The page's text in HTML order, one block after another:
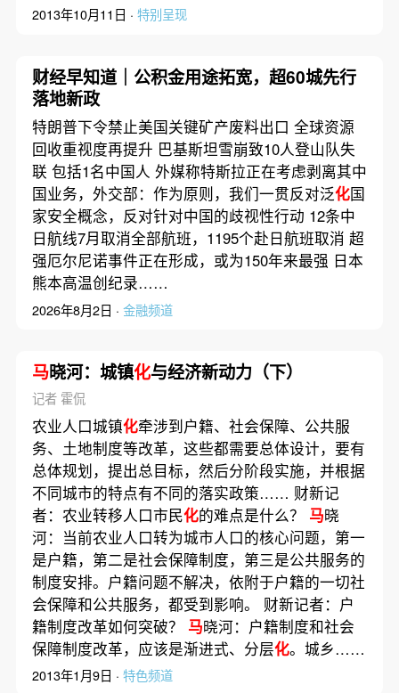
2013年10月11日 · 特别呈现
财经早知道｜公积金用途拓宽，超60城先行
落地新政
特朗普下令禁止美国关键矿产废料出口 全球资源
回收重视度再提升 巴基斯坦雪崩致10人登山队失
联 包括1名中国人 外媒称特斯拉正在考虑剥离其中
国业务，外交部：作为原则，我们一贯反对泛化国
家安全概念，反对针对中国的歧视性行动 12条中
日航线7月取消全部航班，1195个赴日航班取消 超
强厄尔尼诺事件正在形成，或为150年来最强 日本
熊本高温创纪录……
2026年8月2日 · 金融频道
马晓河：城镇化与经济新动力（下）
记者 霍侃
农业人口城镇化牵涉到户籍、社会保障、公共服
务、土地制度等改革，这些都需要总体设计，要有
总体规划，提出总目标，然后分阶段实施，并根据
不同城市的特点有不同的落实政策…… 财新记
者：农业转移人口市民化的难点是什么？ 马晓
河：当前农业人口转为城市人口的核心问题，第一
是户籍，第二是社会保障制度，第三是公共服务的
制度安排。户籍问题不解决，依附于户籍的一切社
会保障和公共服务，都受到影响。 财新记者：户
籍制度改革如何突破？ 马晓河：户籍制度和社会
保障制度改革，应该是渐进式、分层化。城乡……
2013年1月9日 · 特色频道